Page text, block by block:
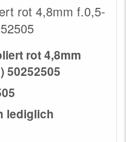
rot 4,8mm f.0,5-
rot 4,8mm
50252505
lediglich